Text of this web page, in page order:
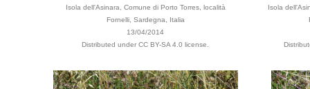
Isola dell'Asinara, Comune di Porto Torres, località
Fornelli, Sardegna, Italia
13/04/2014
Distributed under CC BY-SA 4.0 license.
Isola